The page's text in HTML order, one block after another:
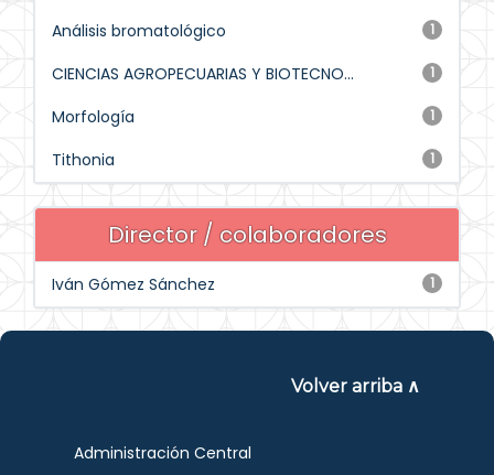
1
Análisis bromatológico
1
CIENCIAS AGROPECUARIAS Y BIOTECNO...
1
Morfología
1
Tithonia
Director / colaboradores
1
Iván Gómez Sánchez
Volver arriba ∧
Administración Central